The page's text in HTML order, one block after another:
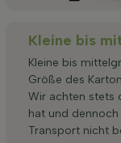
Kleine bis
Kleine bis
Größe des
Wir achten stets
hat und
Transport nicht